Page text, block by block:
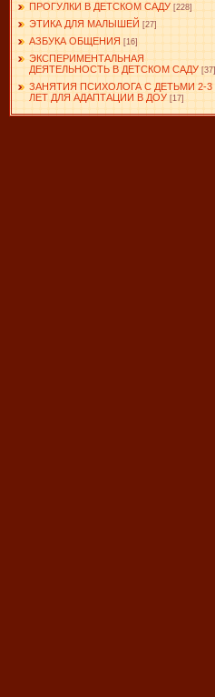
ПРОГУЛКИ В ДЕТСКОМ САДУ [228]
ЭТИКА ДЛЯ МАЛЫШЕЙ [27]
АЗБУКА ОБЩЕНИЯ [16]
ЭКСПЕРИМЕНТАЛЬНАЯ
ДЕЯТЕЛЬНОСТЬ В ДЕТСКОМ САДУ [37]
ЗАНЯТИЯ ПСИХОЛОГА С ДЕТЬМИ 2-3
ЛЕТ ДЛЯ АДАПТАЦИИ В ДОУ [17]